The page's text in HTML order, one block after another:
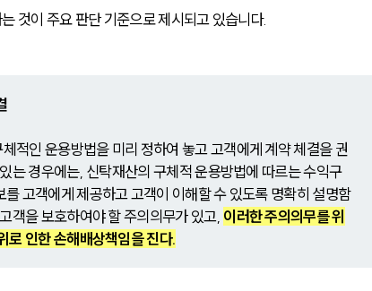
것이 주요 판단 기준으로 제시되고 있습니다.
적인 운용방법을 미리 정하여 놓고 고객에게 계약 체결을 권
는 경우에는, 신탁재산의 구체적 운용방법에 따르는 수익구
고객에게 제공하고 고객이 이해할 수 있도록 명확히 설명함
객을 보호하여야 할 주의의무가 있고, 이러한 주의의무를 위
로 인한 손해배상책임을 진다.